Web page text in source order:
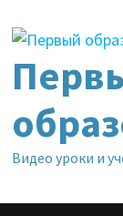
содержимому
Видео уроки и